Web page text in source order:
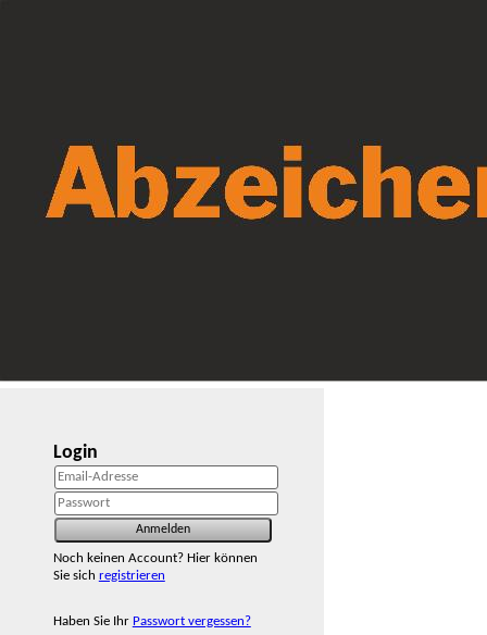
Login
Noch keinen Account? Hier können
Sie sich registrieren
Haben Sie Ihr Passwort vergessen?